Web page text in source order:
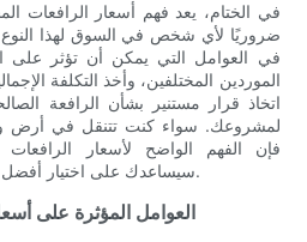
في الختام، يعد فهم أسعار الرافعات
ضروريًا لأي شخص في السوق لهذا
في العوامل التي يمكن أن تؤثر على
الموردين المختلفين، وأخذ التكلفة
اتخاذ قرار مستنير بشأن الرافعة
لمشروعك. سواء كنت تتنقل في أرض
فإن الفهم الواضح لأسعار
سيساعدك على اختيار أفضل المعدات للمهمة التي تقوم بها.
العوامل المؤثرة على